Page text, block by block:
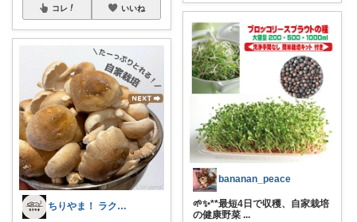
コレ いいね
ちりやま！ ラク×便利グッズ🫧
bananan_peace
🌱✨**最短4日で収穫、自家栽培
の健康野菜 ...